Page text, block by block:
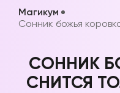
Магикум
Сонник божья
СОННИК
СНИТСЯ